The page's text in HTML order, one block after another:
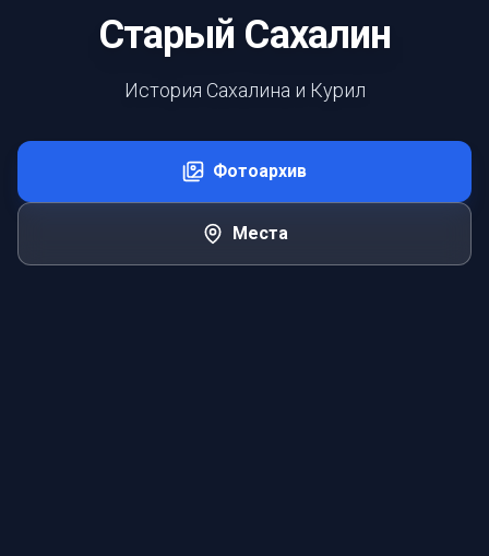
Старый Сахалин
История Сахалина и Курил
Фотоархив
Места